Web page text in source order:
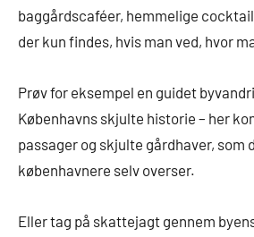
baggårdscaféer, hemmelige
der kun findes, hvis man ved, hvor
Prøv for eksempel en guidet
Københavns skjulte historie – her
passager og skjulte gårdhaver, som
københavnere selv overser.
Eller tag på skattejagt gennem